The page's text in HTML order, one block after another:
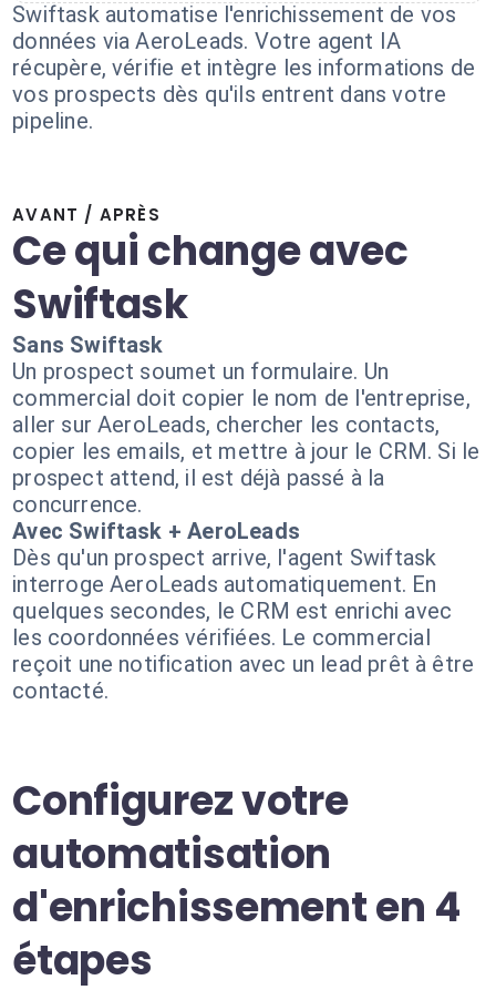
Swiftask automatise l'enrichissement de vos
données via AeroLeads. Votre agent IA
récupère, vérifie et intègre les informations de
vos prospects dès qu'ils entrent dans votre
pipeline.
AVANT / APRÈS
Ce qui change avec
Swiftask
Sans Swiftask
Un prospect soumet un formulaire. Un
commercial doit copier le nom de l'entreprise,
aller sur AeroLeads, chercher les contacts,
copier les emails, et mettre à jour le CRM. Si le
prospect attend, il est déjà passé à la
concurrence.
Avec Swiftask + AeroLeads
Dès qu'un prospect arrive, l'agent Swiftask
interroge AeroLeads automatiquement. En
quelques secondes, le CRM est enrichi avec
les coordonnées vérifiées. Le commercial
reçoit une notification avec un lead prêt à être
contacté.
Configurez votre
automatisation
d'enrichissement en 4
étapes